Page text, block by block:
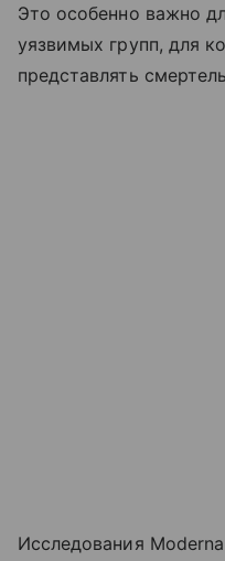
Это особенно важно
уязвимых групп, для
представлять
Исследования